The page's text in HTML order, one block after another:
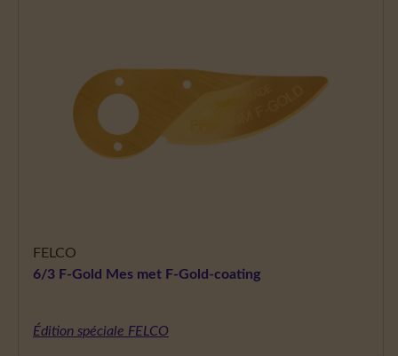
FELCO
6/3 F-Gold Mes met F-Gold-coating
Édition spéciale FELCO